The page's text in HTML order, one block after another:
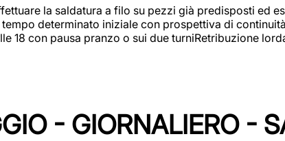
la saldatura a filo su pezzi già predisposti ed
determinato iniziale con prospettiva di
con pausa pranzo o sui due turniRetribuzione
- GIORNALIERO -